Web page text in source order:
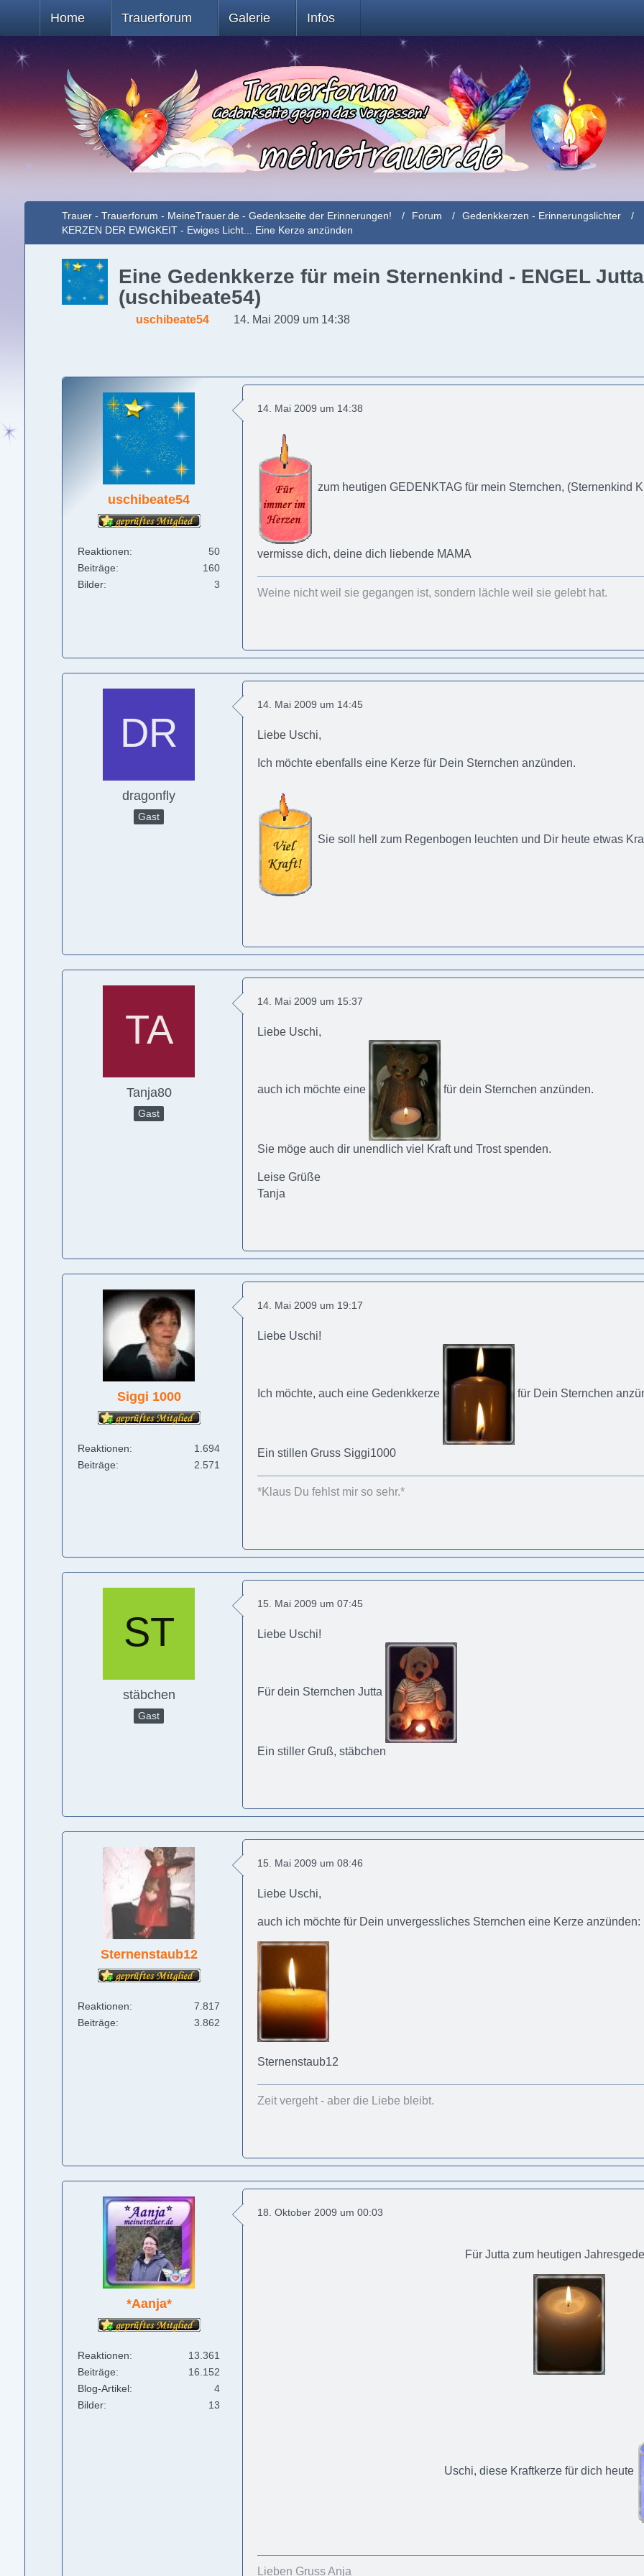
Home Trauerforum Galerie Infos
Trauer - Trauerforum - MeineTrauer.de - Gedenkseite der Erinnerungen! Forum
Gedenkkerzen - Erinnerungslichter
KERZEN DER EWIGKEIT - Ewiges Licht... Eine Kerze anzünden
Eine Gedenkkerze für mein Sternenkind - ENGEL
(uschibeate54)
uschibeate54 14. Mai 2009 um 14:38
uschibeate54
Reaktionen
50
Beiträge
160
Bilder
3
14. Mai 2009 um 14:38
zum heutigen GEDENKTAG für mein Sternchen, (Sternenkind
vermisse dich, deine dich liebende MAMA
Weine nicht weil sie gegangen ist, sondern lächle weil sie gelebt hat.
dragonfly
Gast
14. Mai 2009 um 14:45
Liebe Uschi,
Ich möchte ebenfalls eine Kerze für Dein Sternchen anzünden.
Sie soll hell zum Regenbogen leuchten und Dir heute etwas
Tanja80
Gast
14. Mai 2009 um 15:37
Liebe Uschi,
auch ich möchte eine für dein Sternchen anzünden.
Sie möge auch dir unendlich viel Kraft und Trost spenden.
Leise Grüße
Tanja
Siggi 1000
Reaktionen
1.694
Beiträge
2.571
14. Mai 2009 um 19:17
Liebe Uschi!
Ich möchte, auch eine Gedenkkerze für Dein Sternchen
Ein stillen Gruss Siggi1000
*Klaus Du fehlst mir so sehr.*
stäbchen
Gast
15. Mai 2009 um 07:45
Liebe Uschi!
Für dein Sternchen Jutta
Ein stiller Gruß, stäbchen
Sternenstaub12
Reaktionen
7.817
Beiträge
3.862
15. Mai 2009 um 08:46
Liebe Uschi,
auch ich möchte für Dein unvergessliches Sternchen eine Kerze anzünden:
Sternenstaub12
Zeit vergeht - aber die Liebe bleibt.
*Aanja*
Reaktionen
13.361
Beiträge
16.152
Blog-Artikel
4
Bilder
13
18. Oktober 2009 um 00:03
Für Jutta zum heutigen
Uschi, diese Kraftkerze für dich heute
Lieben Gruss Anja